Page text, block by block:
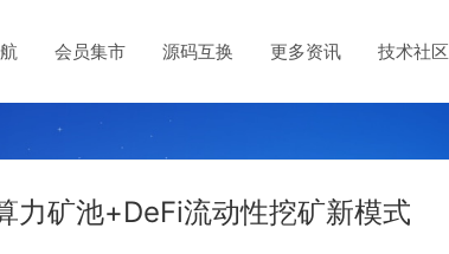
会员集市 源码互换 更多资讯 技术社区
力矿池+DeFi流动性挖矿新模式